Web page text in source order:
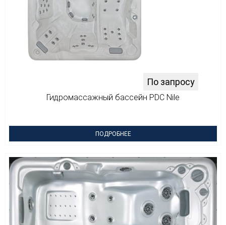
По запросу
Гидромассажный бассейн PDC Nile
ПОДРОБНЕЕ